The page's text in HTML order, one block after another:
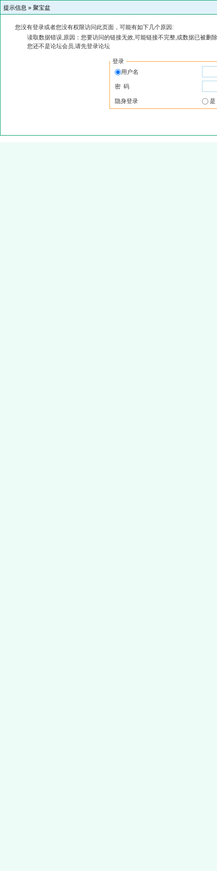
提示信息 » 聚宝盆
您没有登录或者您没有权限访问此页面，可能有如下几个原因:
读取数据错误,原因：您要访问的链接无效,可能链接不完整,或数据已被删
您还不是论坛会员,请先登录论坛
登录
用户名
密 码
隐身登录